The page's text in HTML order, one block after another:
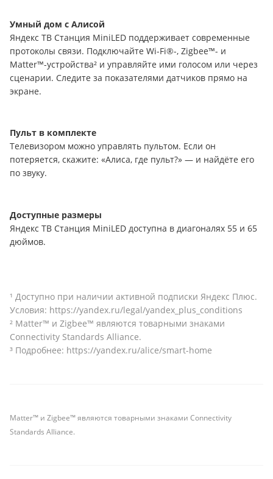
Умный дом с Алисой
Яндекс ТВ Станция MiniLED поддерживает современные
протоколы связи. Подключайте Wi-Fi®-, Zigbee™- и
Matter™-устройства² и управляйте ими голосом или через
сценарии. Следите за показателями датчиков прямо на
экране.
Пульт в комплекте
Телевизором можно управлять пультом. Если он
потеряется, скажите: «Алиса, где пульт?» — и найдёте его
по звуку.
Доступные размеры
Яндекс ТВ Станция MiniLED доступна в диагоналях 55 и 65
дюймов.
¹ Доступно при наличии активной подписки Яндекс Плюс.
Условия: https://yandex.ru/legal/yandex_plus_conditions
² Matter™ и Zigbee™ являются товарными знаками
Connectivity Standards Alliance.
³ Подробнее: https://yandex.ru/alice/smart-home
Matter™ и Zigbee™ являются товарными знаками Connectivity
Standards Alliance.